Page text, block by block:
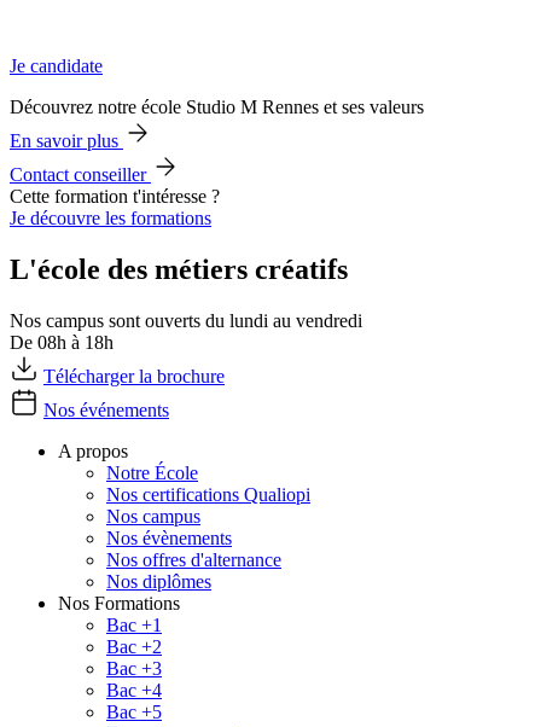
Je candidate
Découvrez notre école Studio M Rennes et ses valeurs
En savoir plus
Contact conseiller
Cette formation t'intéresse ?
Je découvre les formations
L'école des métiers créatifs
Nos campus sont ouverts du lundi au vendredi
De 08h à 18h
Télécharger la brochure
Nos événements
A propos
Notre École
Nos certifications Qualiopi
Nos campus
Nos évènements
Nos offres d'alternance
Nos diplômes
Nos Formations
Bac +1
Bac +2
Bac +3
Bac +4
Bac +5